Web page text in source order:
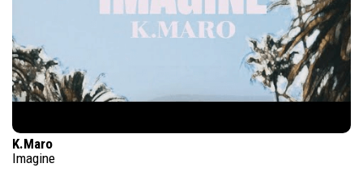
K.Maro
Imagine